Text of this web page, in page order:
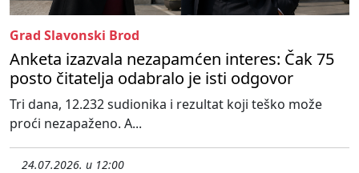
Grad Slavonski Brod
Anketa izazvala nezapamćen interes: Čak 75
posto čitatelja odabralo je isti odgovor
Tri dana, 12.232 sudionika i rezultat koji teško može
proći nezapaženo. A...
24.07.2026. u 12:00